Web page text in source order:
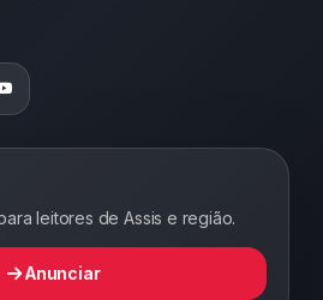
leitores de Assis e região.
Anunciar